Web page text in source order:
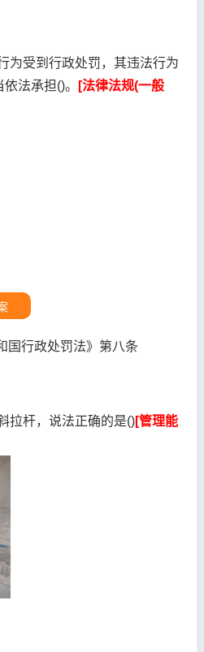
为受到行政处罚，其违法行为
法承担()。
[法律法规(一般
国行政处罚法》第八条
拉杆，说法正确的是()[管理能